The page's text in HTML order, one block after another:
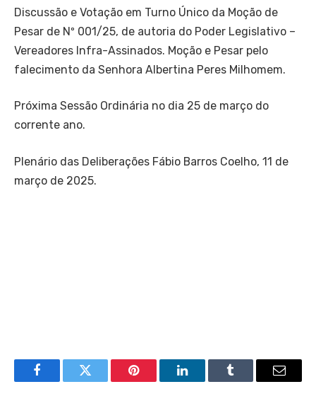
Discussão e Votação em Turno Único da Moção de
Pesar de Nº 001/25, de autoria do Poder Legislativo –
Vereadores Infra-Assinados. Moção e Pesar pelo
falecimento da Senhora Albertina Peres Milhomem.
Próxima Sessão Ordinária no dia 25 de março do
corrente ano.
Plenário das Deliberações Fábio Barros Coelho, 11 de
março de 2025.
FacebookTwitter Pinterest LinkedInTumblr Email